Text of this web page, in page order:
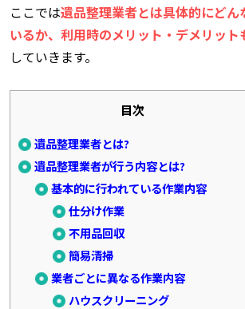
ここでは遺品整理業者とは具体的にどん
いるか、利用時のメリット・デメリット
していきます。
目次
遺品整理業者とは?
遺品整理業者が行う内容とは?
基本的に行われている作業内容
仕分け作業
不用品回収
簡易清掃
業者ごとに異なる作業内容
ハウスクリーニング